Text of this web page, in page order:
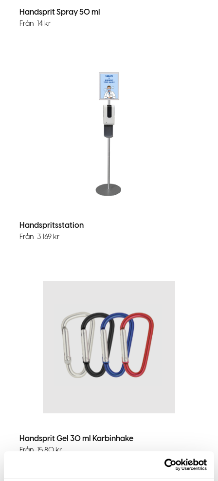
Handsprit Spray 50 ml
Från 14 kr
Handspritsstation
Från 3 169 kr
Handsprit Gel 30 ml Karbinhake
Från 15,80kr